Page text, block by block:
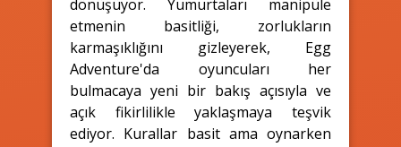
dönüşüyor. Yumurtaları manipüle
etmenin basitliği, zorlukların
karmaşıklığını gizleyerek, Egg
Adventure'da oyuncuları her
bulmacaya yeni bir bakış açısıyla ve
açık fikirlilikle yaklaşmaya teşvik
ediyor. Kurallar basit ama oynarken